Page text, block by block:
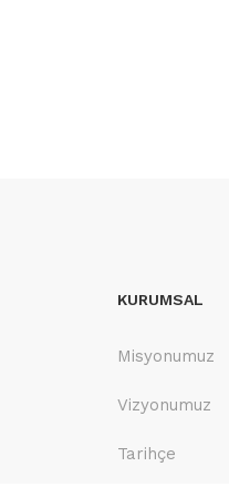
KURUMSAL
Misyonumuz
Vizyonumuz
Tarihçe